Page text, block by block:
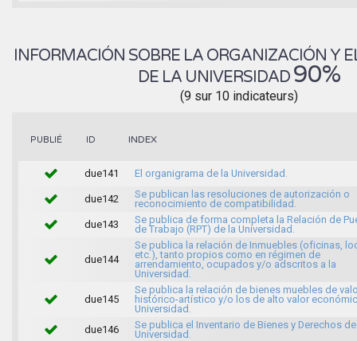
INFORMACIÓN SOBRE LA ORGANIZACIÓN Y
DE LA UNIVERSIDAD 90%
(9 sur 10 indicateurs)
PUBLIÉ ID INDEX
due141 El organigrama de la Universidad.
due142
Se publican las resoluciones de autorización o
reconocimiento de compatibilidad.
due143
Se publica de forma completa la Relación de
de Trabajo (RPT) de la Universidad.
due144
Se publica la relación de Inmuebles (oficinas,
etc.), tanto propios como en régimen de
arrendamiento, ocupados y/o adscritos a la
Universidad.
due145
Se publica la relación de bienes muebles de
histórico-artístico y/o los de alto valor
Universidad.
due146
Se publica el Inventario de Bienes y Derechos
Universidad.